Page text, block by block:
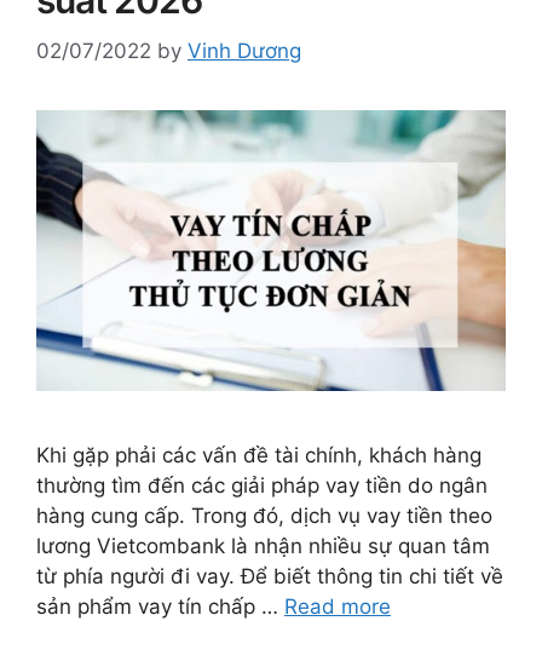
02/07/2022 by Vinh Dương
Khi gặp phải các vấn đề tài chính, khách hàng
thường tìm đến các giải pháp vay tiền do ngân
hàng cung cấp. Trong đó, dịch vụ vay tiền theo
lương Vietcombank là nhận nhiều sự quan tâm
từ phía người đi vay. Để biết thông tin chi tiết về
sản phẩm vay tín chấp … Read more